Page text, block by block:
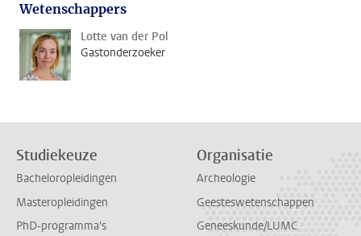
Wetenschappers
Lotte van der Pol
Gastonderzoeker
Studiekeuze
Bacheloropleidingen
Masteropleidingen
PhD-programma's
Organisatie
Archeologie
Geesteswetenschappen
Geneeskunde/LUMC